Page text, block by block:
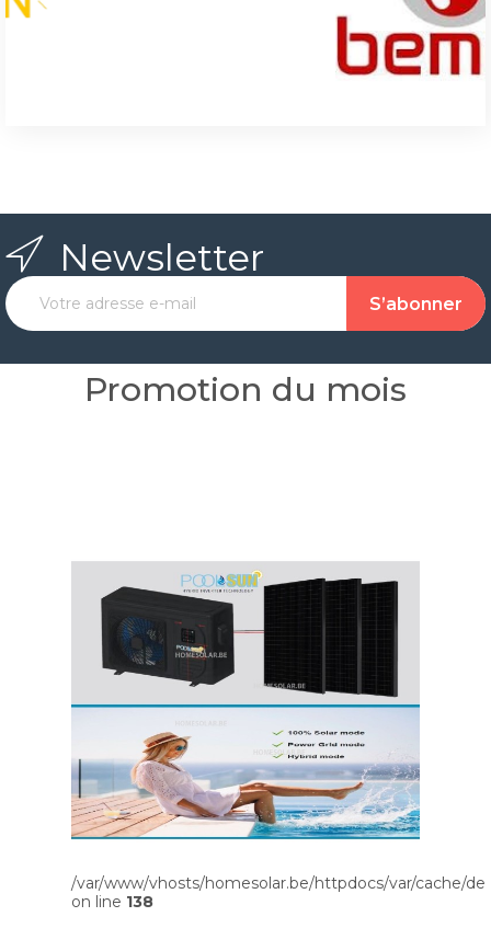
Newsletter
Promotion du mois
/var/www/vhosts/homesolar.be/httpdocs/var/cache/
on line 138